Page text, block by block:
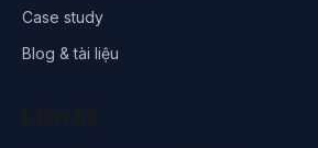
Case study
Blog & tài liệu